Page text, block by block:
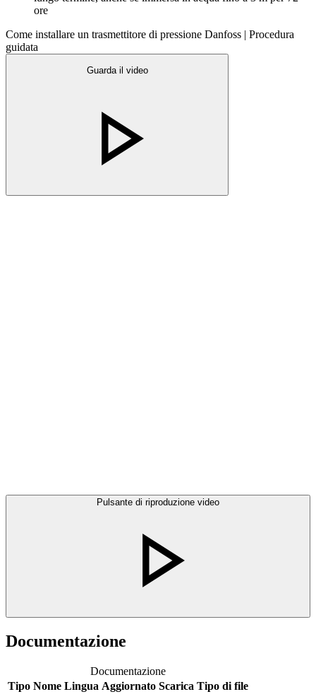
ore
Come installare un trasmettitore di pressione Danfoss | Procedura
guidata
Guarda il video
Pulsante di riproduzione video
Documentazione
Documentazione
Tipo Nome Lingua Aggiornato Scarica Tipo di file